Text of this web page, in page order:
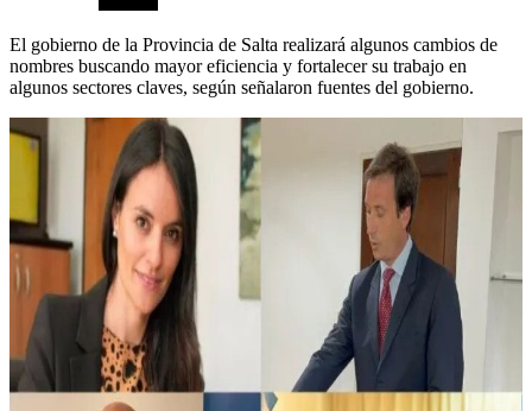
El gobierno de la Provincia de Salta realizará algunos cambios de
nombres buscando mayor eficiencia y fortalecer su trabajo en
algunos sectores claves, según señalaron fuentes del gobierno.